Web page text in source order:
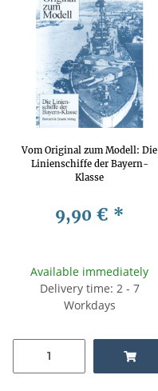
Vom Original zum Modell: Die
Linienschiffe der Bayern-
Klasse
9,90 € *
Available immediately
Delivery time: 2 - 7
Workdays